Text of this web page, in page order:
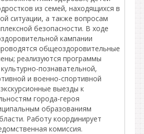
из семей, находящихся в
ситуации, а также вопросам
безопасности. В ходе
кампании
общеоздоровительные
реализуются программы
познавательной,
и военно-спортивной
выезды к
города-героя
образованиям
Работу координирует
комиссия.